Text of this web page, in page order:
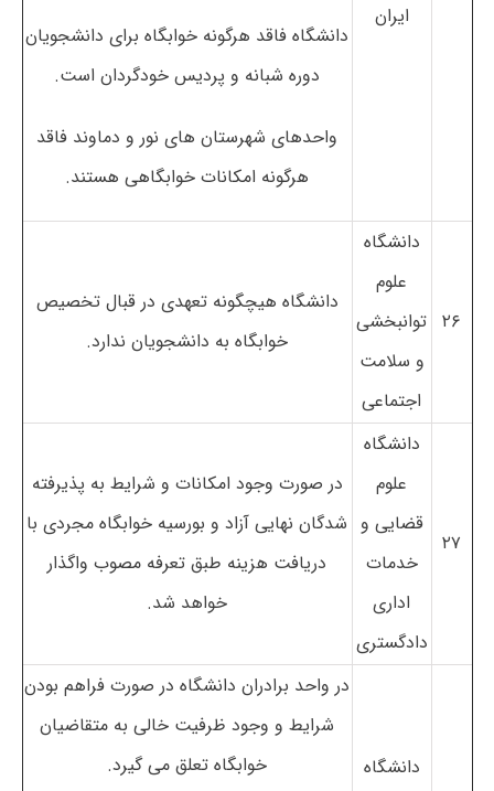
ایران
دانشگاه فاقد هرگونه خوابگاه برای دانشجویان
دوره شبانه و پردیس خودگردان است.
واحدهای شهرستان های نور و دماوند فاقد
هرگونه امکانات خوابگاهی هستند.
۲۶
دانشگاه
علوم
توانبخشی
و سلامت
اجتماعی
دانشگاه هیچگونه تعهدی در قبال تخصیص
خوابگاه به دانشجویان ندارد.
۲۷
دانشگاه
علوم
قضایی و
خدمات
اداری
دادگستری
در صورت وجود امکانات و شرایط به پذیرفته
شدگان نهایی آزاد و بورسیه خوابگاه مجردی با
دریافت هزینه طبق تعرفه مصوب واگذار
خواهد شد.
دانشگاه
در واحد برادران دانشگاه در صورت فراهم بودن
شرایط و وجود ظرفیت خالی به متقاضیان
خوابگاه تعلق می گیرد.